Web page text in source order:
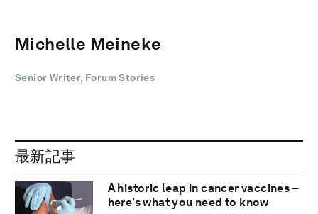
Michelle Meineke
Senior Writer, Forum Stories
最新記事
A historic leap in cancer vaccines –
here’s what you need to know